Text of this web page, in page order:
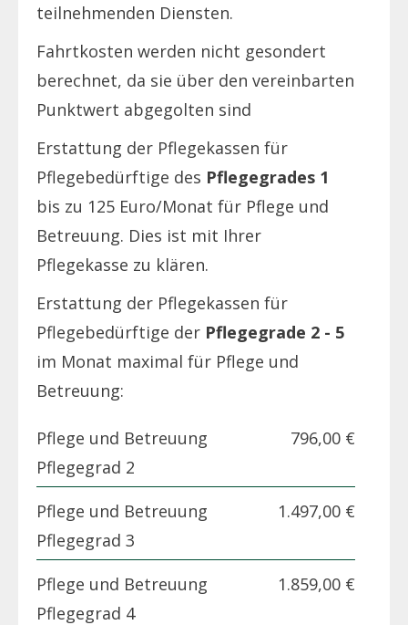
teilnehmenden Diensten.
Fahrtkosten werden nicht gesondert
berechnet, da sie über den vereinbarten
Punktwert abgegolten sind
Erstattung der Pflegekassen für
Pflegebedürftige des Pflegegrades 1
bis zu 125 Euro/Monat für Pflege und
Betreuung. Dies ist mit Ihrer
Pflegekasse zu klären.
Erstattung der Pflegekassen für
Pflegebedürftige der Pflegegrade 2 - 5
im Monat maximal für Pflege und
Betreuung:
Pflege und Betreuung
Pflegegrad 2
796,00 €
Pflege und Betreuung
Pflegegrad 3
1.497,00 €
Pflege und Betreuung
Pflegegrad 4
1.859,00 €